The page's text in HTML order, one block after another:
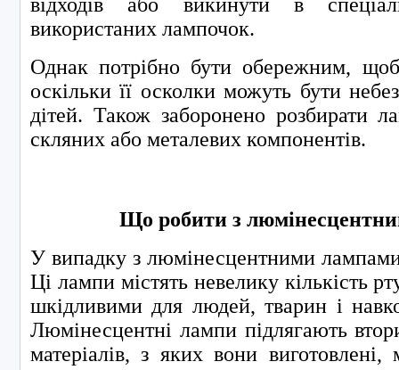
використаних лампочок.
Однак потрібно бути обережним,
оскільки її осколки можуть бути
дітей. Також заборонено розбирати
скляних або металевих компонентів.
Що робити з
У випадку з люмінесцентними
Ці лампи містять невелику кількість
шкідливими для людей, тварин і
Люмінесцентні лампи підлягають
матеріалів, з яких вони виготовлені,